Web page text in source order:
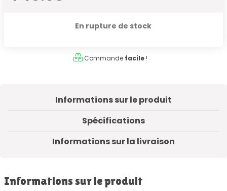
En rupture de stock
Commande facile!
Informations sur le produit
Spécifications
Informations sur la livraison
Informations sur le produit